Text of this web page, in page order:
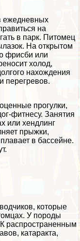
ежедневных
на
в парк. Питомец
На открытом
фрисби или
холод,
нахождения
перегревов.
прогулки,
фитнесу. Занятия
или хендлинг
прыжки,
в бассейне.
которые
У породы
К распространенным
катаpaкта,